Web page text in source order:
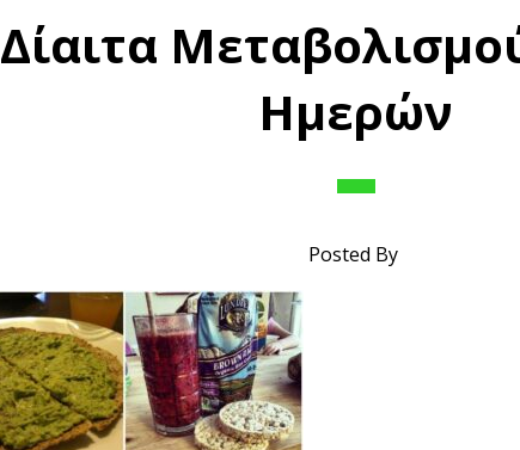
Δίαιτα
Ημερών
Posted By